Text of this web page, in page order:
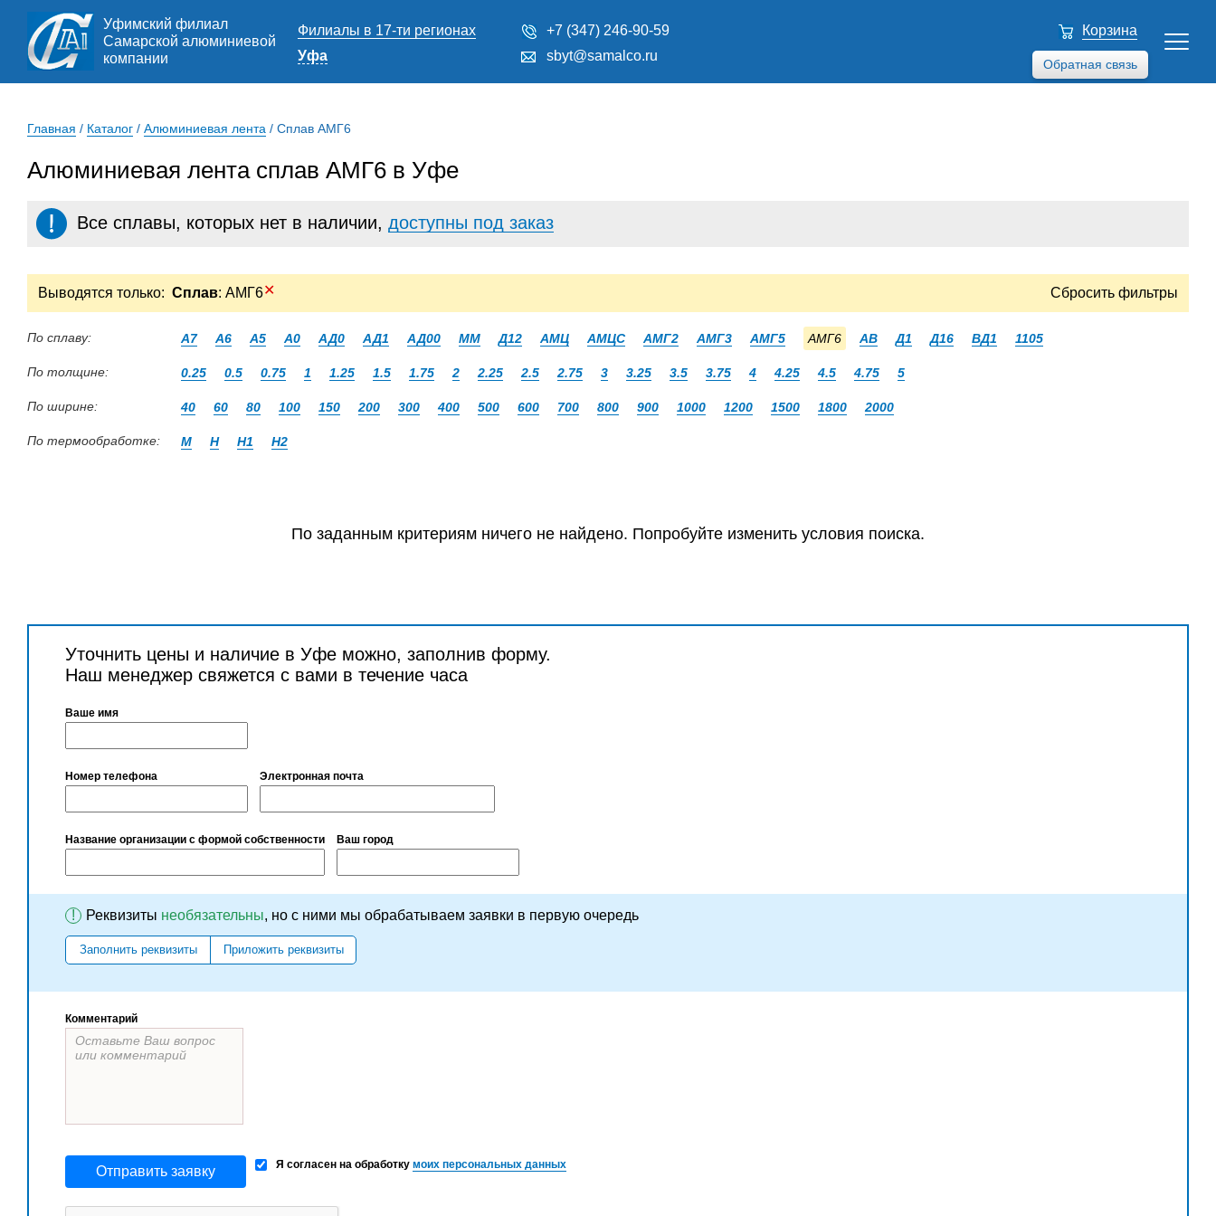
Уфимский филиал
Самарской алюминиевой
компании
Филиалы в 17-ти регионах
Уфа
+7 (347) 246-90-59
sbyt@samalco.ru
Обратная связь
Корзина
Главная / Каталог / Алюминиевая лента / Сплав АМГ6
Алюминиевая лента сплав АМГ6 в Уфе
Все сплавы, которых нет в наличии, доступны под заказ
Выводятся только: Сплав: АМГ6✕ Сбросить фильтры
По сплаву: А7 А6 А5 А0 АД0 АД1 АД00 ММ Д12 АМЦ АМЦС АМГ2 АМГ3 АМГ5 АМГ6 АВ Д1 Д16 ВД1 1105
По толщине: 0.25 0.5 0.75 1 1.25 1.5 1.75 2 2.25 2.5 2.75 3 3.25 3.5 3.75 4 4.25 4.5 4.75 5
По ширине: 40 60 80 100 150 200 300 400 500 600 700 800 900 1000 1200 1500 1800 2000
По термообработке: М Н Н1 Н2
По заданным критериям ничего не найдено. Попробуйте изменить условия поиска.
Уточнить цены и наличие в Уфе можно, заполнив форму.
Наш менеджер свяжется с вами в течение часа
Ваше имя
Номер телефона Электронная почта
Название организации с формой собственности Ваш город
! Реквизиты необязательны, но с ними мы обрабатываем заявки в первую очередь
Заполнить реквизиты Приложить реквизиты
Комментарий
Отправить заявку Я согласен на обработку моих персональных данных